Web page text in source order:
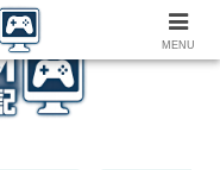
グ
MENU